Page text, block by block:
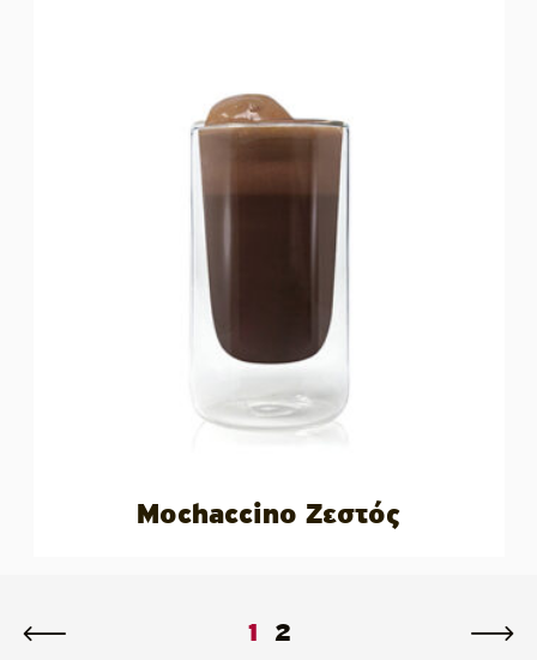
Mochaccino Ζεστός
1 2